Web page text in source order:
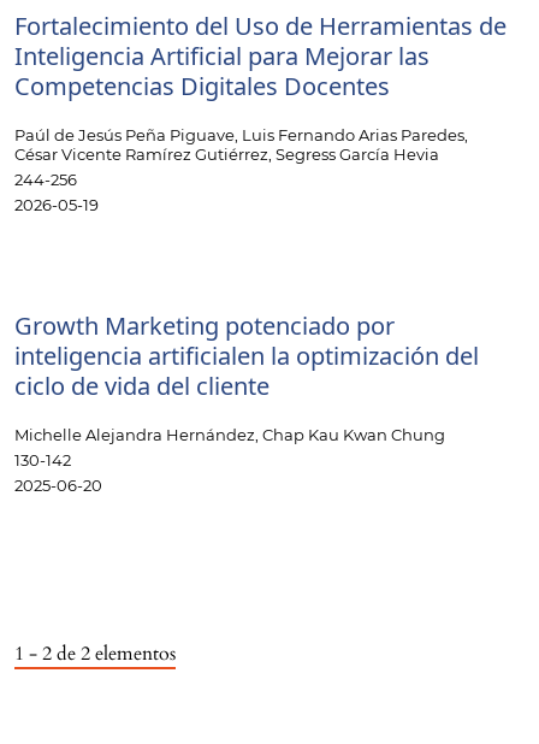
Fortalecimiento del Uso de Herramientas de
Inteligencia Artificial para Mejorar las
Competencias Digitales Docentes
Paúl de Jesús Peña Piguave, Luis Fernando Arias Paredes,
César Vicente Ramírez Gutiérrez, Segress García Hevia
244-256
2026-05-19
Growth Marketing potenciado por
inteligencia artificialen la optimización del
ciclo de vida del cliente
Michelle Alejandra Hernández, Chap Kau Kwan Chung
130-142
2025-06-20
1 - 2 de 2 elementos